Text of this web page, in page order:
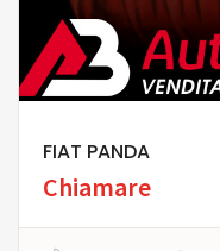
FIAT PANDA
Chiamare